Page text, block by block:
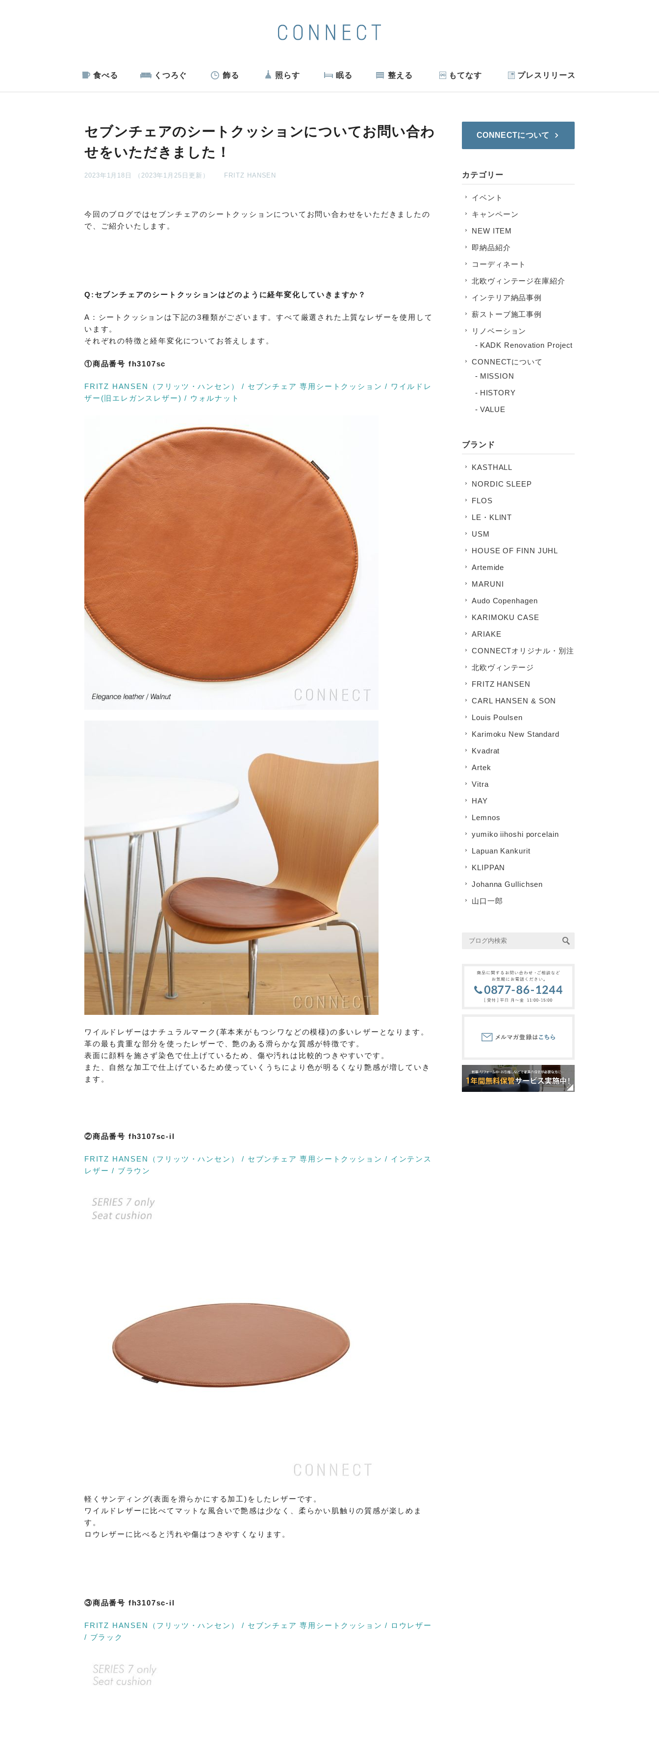
食べる くつろぐ 飾る 照らす 眠る 整える もてなす プレスリリース
セブンチェアのシートクッションについてお問い合わ
せをいただきました！
2023年1月18日 （2023年1月25日更新） FRITZ HANSEN
今回のブログではセブンチェアのシートクッションについてお問い合わせをいただきましたの
で、ご紹介いたします。
Q:セブンチェアのシートクッションはどのように経年変化していきますか？
A：シートクッションは下記の3種類がございます。すべて厳選された上質なレザーを使用して
います。
それぞれの特徴と経年変化についてお答えします。
①商品番号 fh3107sc
FRITZ HANSEN（フリッツ・ハンセン） / セブンチェア 専用シートクッション / ワイルドレ
ザー(旧エレガンスレザー) / ウォルナット
ワイルドレザーはナチュラルマーク(革本来がもつシワなどの模様)の多いレ ザーとなります。
革の最も貴重な部分を使ったレザーで、艶のある滑らかな質感が特徴です。
表面に顔料を施さず染色で仕上げているため、傷や汚れは比較的つきやすいです。
また、自然な加工で仕上げているため使っていくうちにより色が明るくなり艶感が増していき
ます。
②商品番号 fh3107sc-il
FRITZ HANSEN（フリッツ・ハンセン） / セブンチェア 専用シートクッション / インテンス
レザー / ブラウン
軽くサンディング(表面を滑らかにする加工)をしたレザーです。
ワイルドレザーに比べてマットな風合いで艶感は少なく、柔らかい肌触りの質感が楽しめま
す。
ロウレザーに比べると汚れや傷はつきやすくなります。
③商品番号 fh3107sc-il
FRITZ HANSEN（フリッツ・ハンセン） / セブンチェア 専用シートクッション / ロウレザー
/ ブラック
CONNECTについて
カテゴリー
イベント
キャンペーン
NEW ITEM
即納品紹介
コーディネート
北欧ヴィンテージ在庫紹介
インテリア納品事例
薪ストーブ施工事例
リノベーション
KADK Renovation Project
CONNECTについて
MISSION
HISTORY
VALUE
ブランド
KASTHALL
NORDIC SLEEP
FLOS
LE・KLINT
USM
HOUSE OF FINN JUHL
Artemide
MARUNI
Audo Copenhagen
KARIMOKU CASE
ARIAKE
CONNECTオリジナル・別注
北欧ヴィンテージ
FRITZ HANSEN
CARL HANSEN & SON
Louis Poulsen
Karimoku New Standard
Kvadrat
Artek
Vitra
HAY
Lemnos
yumiko iihoshi porcelain
Lapuan Kankurit
KLIPPAN
Johanna Gullichsen
山口一郎